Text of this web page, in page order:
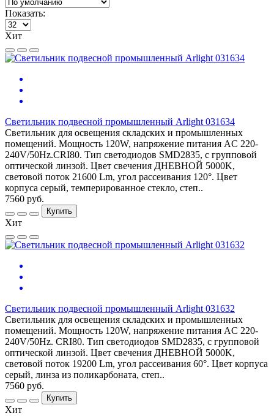
Показать:
Хит
Светильник подвесной промышленный Arlight 031634
Светильник для освещения складских и промышленных
помещений. Мощность 120W, напряжение питания AC 220-
240V/50Hz.CRI80. Тип светодиодов SMD2835, с групповой
оптической линзой. Цвет свечения ДНЕВНОЙ 5000K,
световой поток 21600 Lm, угол рассеивания 120°. Цвет
корпуса серый, темперированное стекло, степ..
7560 руб.
Купить
Хит
Светильник подвесной промышленный Arlight 031632
Светильник для освещения складских и промышленных
помещений. Мощность 120W, напряжение питания AC 220-
240V/50Hz. CRI80. Тип светодиодов SMD2835, с групповой
оптической линзой. Цвет свечения ДНЕВНОЙ 5000K,
световой поток 19200 Lm, угол рассеивания 60°. Цвет корпуса
серый, линза из поликарбоната, степ..
7560 руб.
Купить
Хит